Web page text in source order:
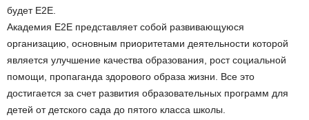
будет E2E.
Академия E2E представляет собой развивающуюся
организацию, основным приоритетами деятельности которой
является улучшение качества образования, рост социальной
помощи, пропаганда здорового образа жизни. Все это
достигается за счет развития образовательных программ для
детей от детского сада до пятого класса школы.